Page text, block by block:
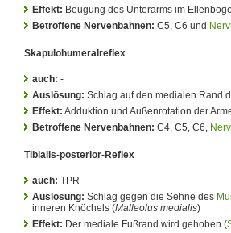
Effekt: Beugung des Unterarms im
Betroffene Nervenbahnen: C5, C6 und
Skapulohumeralreflex
auch: -
Auslösung: Schlag auf den medialen Rand
Effekt: Adduktion und Außenrotation der
Betroffene Nervenbahnen: C4, C5, C6,
Tibialis-posterior-Reflex
auch: TPR
Auslösung: Schlag gegen die Sehne des
inneren Knöchels (Malleolus medialis)
Effekt: Der mediale Fußrand wird gehoben (